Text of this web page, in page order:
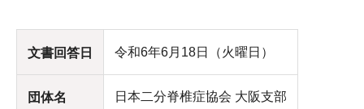
文書回答日 令和6年6月18日（火曜日）
団体名 日本二分脊椎症協会 大阪支部